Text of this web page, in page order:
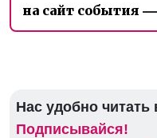
на сайт события
Нас удобно читать
Подписывайся!